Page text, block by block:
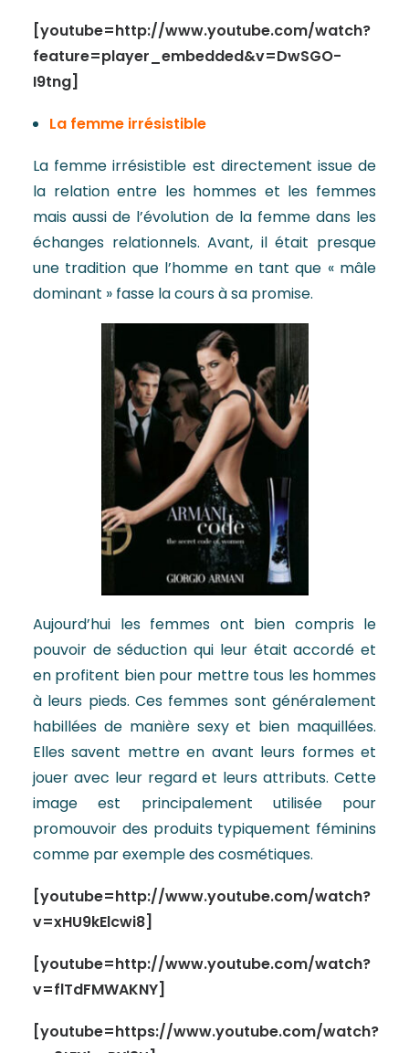
[youtube=http://www.youtube.com/watch?
feature=player_embedded&v=DwSGO-
I9tng]
La femme irrésistible
La femme irrésistible est directement issue de
la relation entre les hommes et les femmes
mais aussi de l’évolution de la femme dans les
échanges relationnels. Avant, il était presque
une tradition que l’homme en tant que « mâle
dominant » fasse la cours à sa promise.
Aujourd’hui les femmes ont bien compris le
pouvoir de séduction qui leur était accordé et
en profitent bien pour mettre tous les hommes
à leurs pieds. Ces femmes sont généralement
habillées de manière sexy et bien maquillées.
Elles savent mettre en avant leurs formes et
jouer avec leur regard et leurs attributs. Cette
image est principalement utilisée pour
promouvoir des produits typiquement féminins
comme par exemple des cosmétiques.
[youtube=http://www.youtube.com/watch?
v=xHU9kElcwi8]
[youtube=http://www.youtube.com/watch?
v=flTdFMWAKNY]
[youtube=https://www.youtube.com/watch?